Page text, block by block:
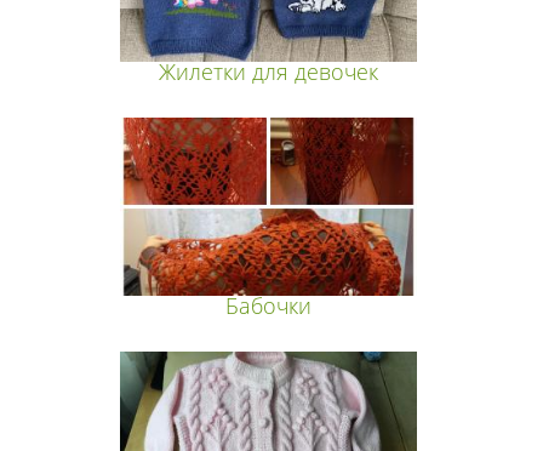
Жилетки для девочек
Бабочки